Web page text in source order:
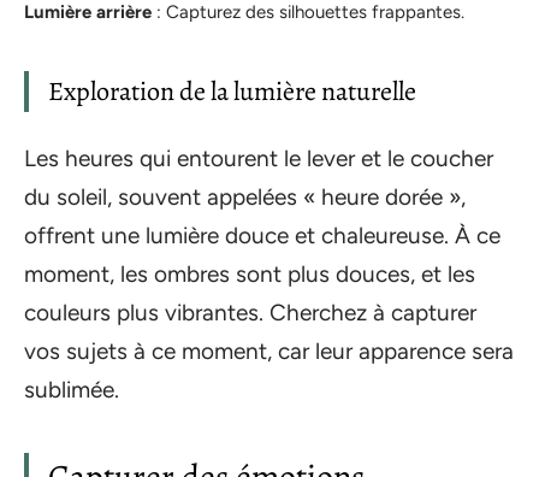
Lumière arrière : Capturez des silhouettes frappantes.
Exploration de la lumière naturelle
Les heures qui entourent le lever et le coucher
du soleil, souvent appelées « heure dorée »,
offrent une lumière douce et chaleureuse. À ce
moment, les ombres sont plus douces, et les
couleurs plus vibrantes. Cherchez à capturer
vos sujets à ce moment, car leur apparence sera
sublimée.